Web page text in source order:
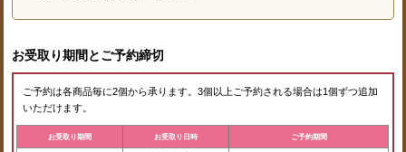
お受取り期間とご予約締切
ご予約は各商品毎に2個から承ります。3個以上ご予約される場合は1個ずつ追加
いただけます。
お受取り期間 お受取り日時 ご予約期間